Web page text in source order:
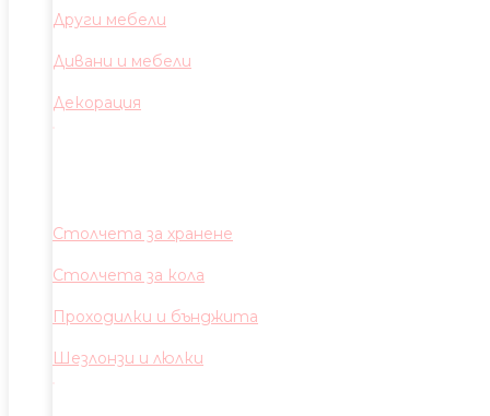
Други мебели
Дивани и мебели
Декорация
Столчета за хранене
Столчета за кола
Проходилки и бънджита
Шезлонзи и люлки